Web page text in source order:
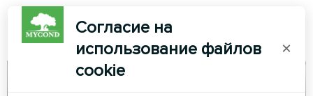
Тепловые насосы MyCond
Split серии BeeSmart
Согласие на
использование файлов
cookie
×